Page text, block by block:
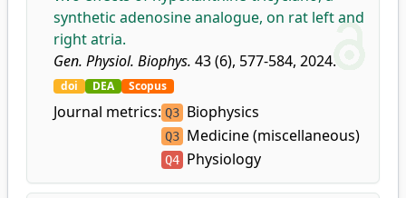
synthetic adenosine analogue, on rat left and
right atria.
Gen. Physiol. Biophys. 43 (6), 577-584, 2024.
doi DEA Scopus
Journal metrics: Q3 Biophysics
Q3 Medicine (miscellaneous)
Q4 Physiology